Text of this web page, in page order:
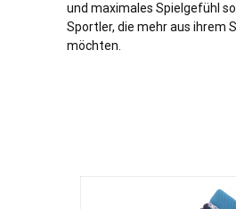
und maximales Spielgefühl
Sportler, die mehr aus ihrem
möchten.